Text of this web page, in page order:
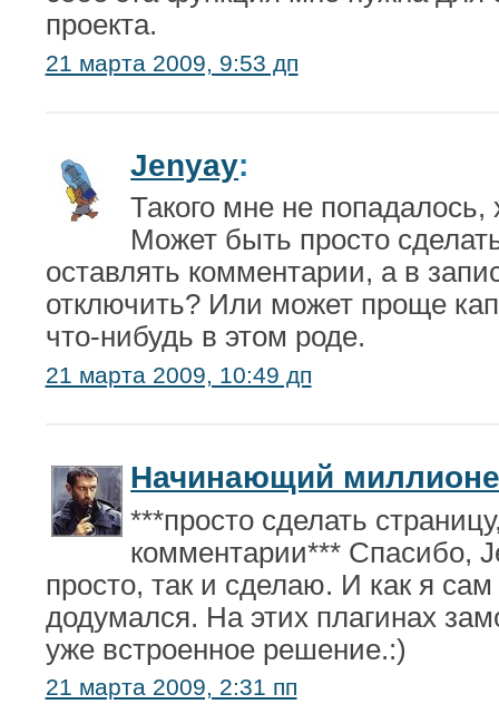
проекта.
21 марта 2009, 9:53 дп
Jenyay:
Такого мне не попадалось,
Может быть просто
оставлять комментарии, а в
отключить? Или может проще
что-нибудь в этом роде.
21 марта 2009, 10:49 дп
Начинающий
***просто сделать
комментарии*** Спасибо,
просто, так и сделаю. И как я сам
додумался. На этих плагинах
уже встроенное решение.:)
21 марта 2009, 2:31 пп